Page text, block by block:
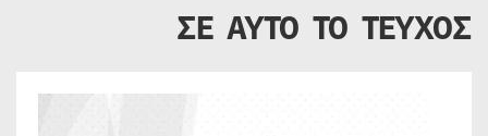
ΣΕ ΑΥΤΟ ΤΟ ΤΕΥΧΟΣ